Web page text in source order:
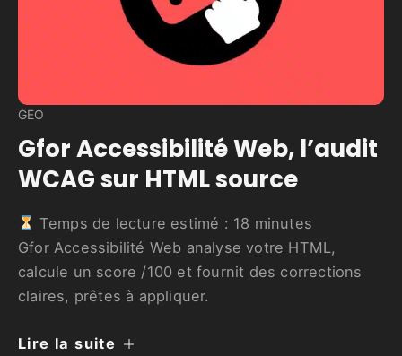
GEO
Gfor Accessibilité Web, l’audit
WCAG sur HTML source
Temps de lecture estimé : 18 minutes
Gfor Accessibilité Web analyse votre HTML,
calcule un score /100 et fournit des corrections
claires, prêtes à appliquer.
Lire la suite